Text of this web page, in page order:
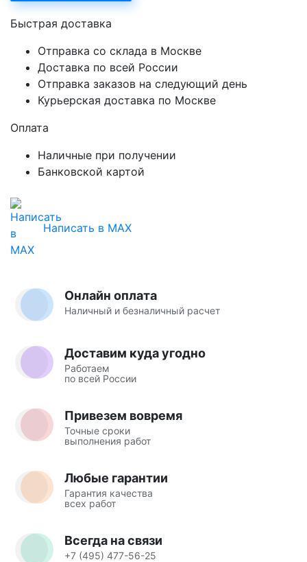
Быстрая доставка
Отправка со склада в Москве
Доставка по всей России
Отправка заказов на следующий день
Курьерская доставка по Москве
Оплата
Наличные при получении
Банковской картой
Написать в MAX
Онлайн оплата
Наличный и безналичный расчет
Доставим куда угодно
Работаем
по всей России
Привезем вовремя
Точные сроки
выполнения работ
Любые гарантии
Гарантия качества
всех работ
Всегда на связи
+7 (495) 477-56-25